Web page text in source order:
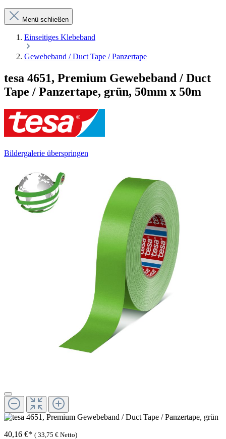
Menü schließen
Einseitiges Klebeband
Gewebeband / Duct Tape / Panzertape
tesa 4651, Premium Gewebeband / Duct
Tape / Panzertape, grün, 50mm x 50m
Bildergalerie überspringen
40,16 €* ( 33,75 € Netto)